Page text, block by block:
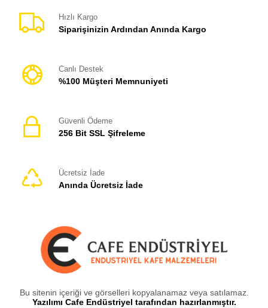
Hızlı Kargo
Siparişinizin Ardından Anında Kargo
Canlı Destek
%100 Müşteri Memnuniyeti
Güvenli Ödeme
256 Bit SSL Şifreleme
Ücretsiz İade
Anında Ücretsiz İade
Bu sitenin içeriği ve görselleri kopyalanamaz veya satılamaz.
Yazılımı Cafe Endüstriyel tarafından hazırlanmıştır.